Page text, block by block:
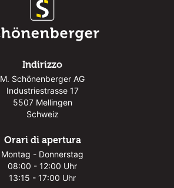
Indirizzo
M. Schönenberger AG
Industriestrasse 17
5507 Mellingen
Schweiz
Orari di apertura
Montag - Donnerstag
08:00 - 12:00 Uhr
13:15 - 17:00 Uhr